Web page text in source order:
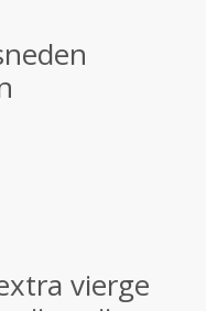
vierge